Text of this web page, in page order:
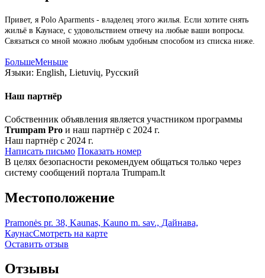
Привет, я Polo Aparments - владелец этого жилья. Если хотите снять
жильё в Каунасе, с удовольствием отвечу на любые ваши вопросы.
Связаться со мной можно любым удобным способом из списка ниже.
БольшеМеньше
Языки: English, Lietuvių, Русский
Наш партнёр
Собственник объявления является участником программы
Trumpam Pro и наш партнёр с 2024 г.
Наш партнёр с 2024 г.
Написать письмо Показать номер
В целях безопасности рекомендуем общаться только через
систему сообщений портала Trumpam.lt
Местоположение
Pramonės pr. 38, Kaunas, Kauno m. sav., Дайнава,
КаунасСмотреть на карте
Оставить отзыв
Отзывы